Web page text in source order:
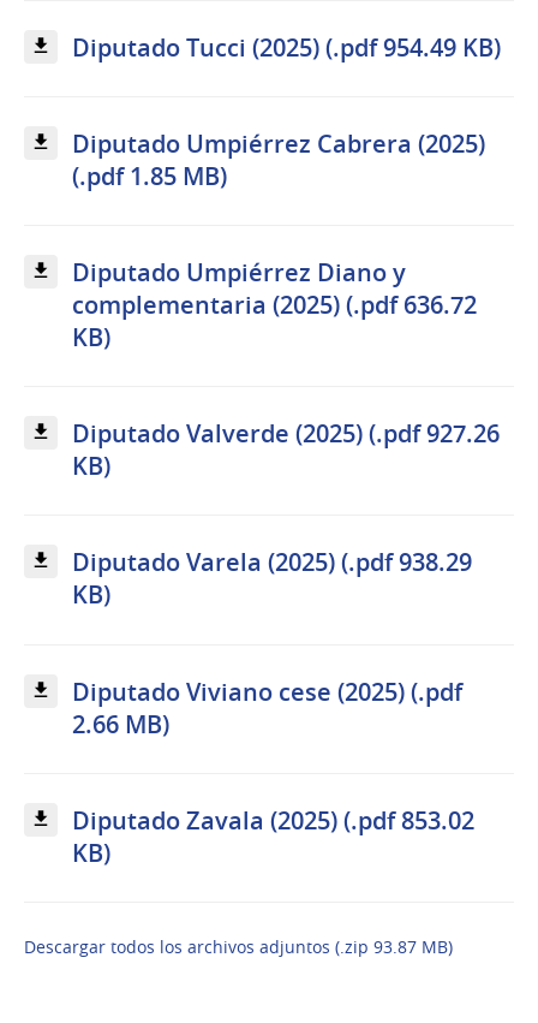
Diputado Tucci (2025) (.pdf 954.49 KB)
Diputado Umpiérrez Cabrera (2025)
(.pdf 1.85 MB)
Diputado Umpiérrez Diano y
complementaria (2025) (.pdf 636.72
KB)
Diputado Valverde (2025) (.pdf 927.26
KB)
Diputado Varela (2025) (.pdf 938.29
KB)
Diputado Viviano cese (2025) (.pdf
2.66 MB)
Diputado Zavala (2025) (.pdf 853.02
KB)
Descargar todos los archivos adjuntos (.zip 93.87 MB)